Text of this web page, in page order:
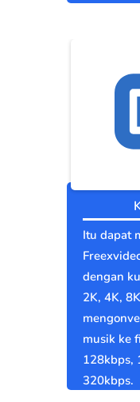
Itu dapat
dengan
2K, 4K,
musik ke
128kbps,
320kbps.